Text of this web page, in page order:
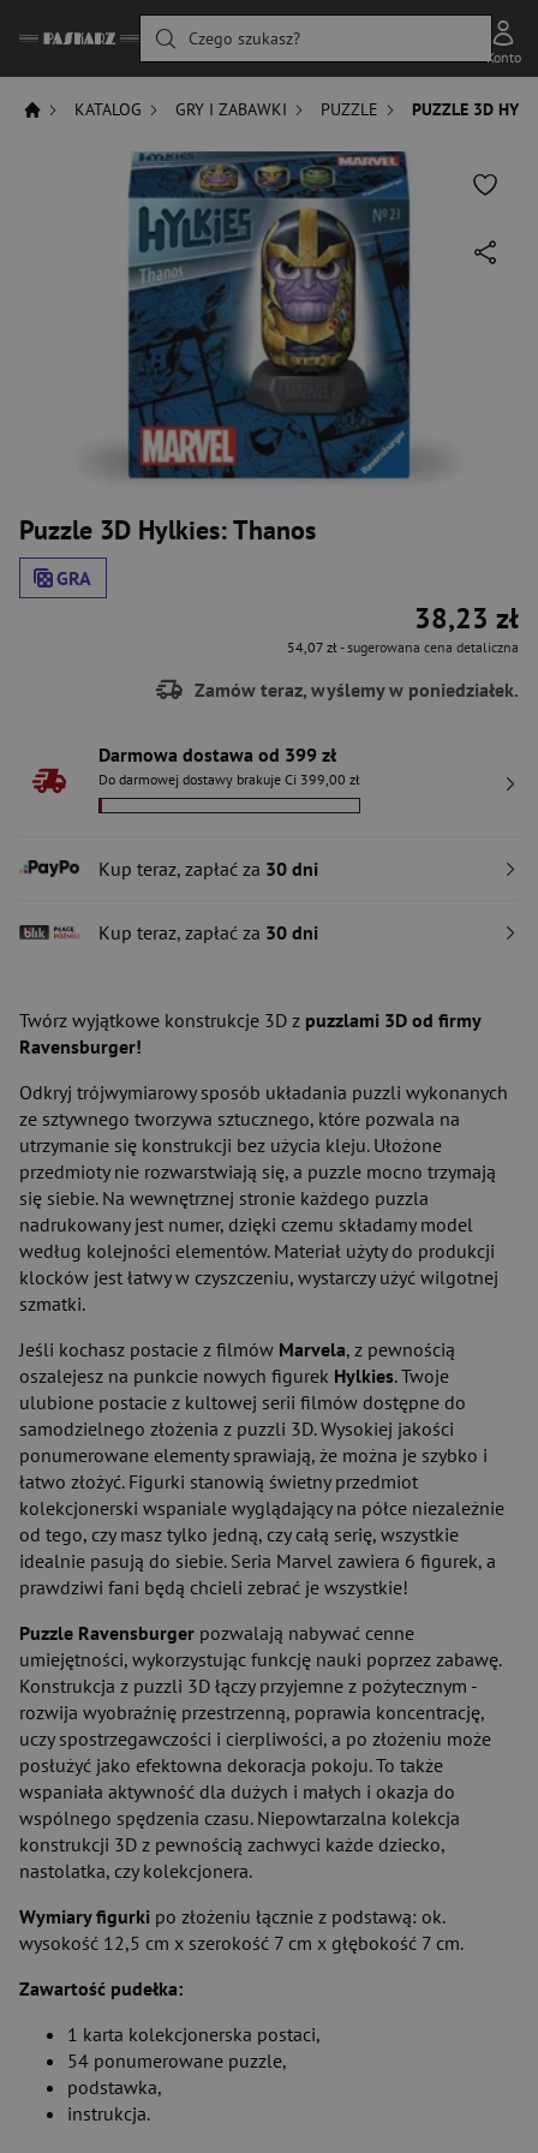
Czego szukasz?
Konto
KATALOG GRY I ZABAWKI PUZZLE PUZZLE 3D
Puzzle 3D Hylkies: Thanos
GRA
38,23 zł
54,07 zł- sugerowana cena detaliczna
Zamów teraz, wyślemy w poniedziałek.
Darmowa dostawa od 399 zł
Do darmowej dostawy brakuje Ci 399,00 zł
Kup teraz, zapłać za 30 dni
Kup teraz, zapłać za 30 dni
Twórz wyjątkowe konstrukcje 3D z puzzlami 3D od firmy
Ravensburger!
Odkryj trójwymiarowy sposób układania puzzli wykonanych
ze sztywnego tworzywa sztucznego, które pozwala na
utrzymanie się konstrukcji bez użycia kleju. Ułożone
przedmioty nie rozwarstwiają się, a puzzle mocno trzymają
się siebie. Na wewnętrznej stronie każdego puzzla
nadrukowany jest numer, dzięki czemu składamy model
według kolejności elementów. Materiał użyty do produkcji
klocków jest łatwy w czyszczeniu, wystarczy użyć wilgotnej
szmatki.
Jeśli kochasz postacie z filmów Marvela, z pewnością
oszalejesz na punkcie nowych figurek Hylkies. Twoje
ulubione postacie z kultowej serii filmów dostępne do
samodzielnego złożenia z puzzli 3D. Wysokiej jakości
ponumerowane elementy sprawiają, że można je szybko i
łatwo złożyć. Figurki stanowią świetny przedmiot
kolekcjonerski wspaniale wyglądający na półce niezależnie
od tego, czy masz tylko jedną, czy całą serię, wszystkie
idealnie pasują do siebie. Seria Marvel zawiera 6 figurek, a
prawdziwi fani będą chcieli zebrać je wszystkie!
Puzzle Ravensburger pozwalają nabywać cenne
umiejętności, wykorzystując funkcję nauki poprzez zabawę.
Konstrukcja z puzzli 3D łączy przyjemne z pożytecznym -
rozwija wyobraźnię przestrzenną, poprawia koncentrację,
uczy spostrzegawczości i cierpliwości, a po złożeniu może
posłużyć jako efektowna dekoracja pokoju. To także
wspaniała aktywność dla dużych i małych i okazja do
wspólnego spędzenia czasu. Niepowtarzalna kolekcja
konstrukcji 3D z pewnością zachwyci każde dziecko,
nastolatka, czy kolekcjonera.
Wymiary figurki po złożeniu łącznie z podstawą: ok.
wysokość 12,5 cm x szerokość 7 cm x głębokość 7 cm.
Zawartość pudełka:
1 karta kolekcjonerska postaci,
54 ponumerowane puzzle,
podstawka,
instrukcja.